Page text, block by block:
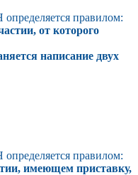
правилом:
от которого
написание двух
правилом:
имеющем приставку,